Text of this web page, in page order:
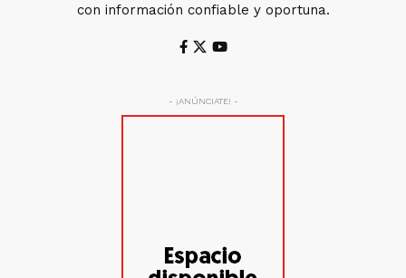
con información confiable y oportuna.
- ¡ANÚNCIATE! -